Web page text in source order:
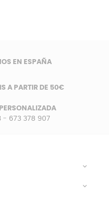
EN ESPAÑA
A PARTIR DE 50€
- 673 378 907

